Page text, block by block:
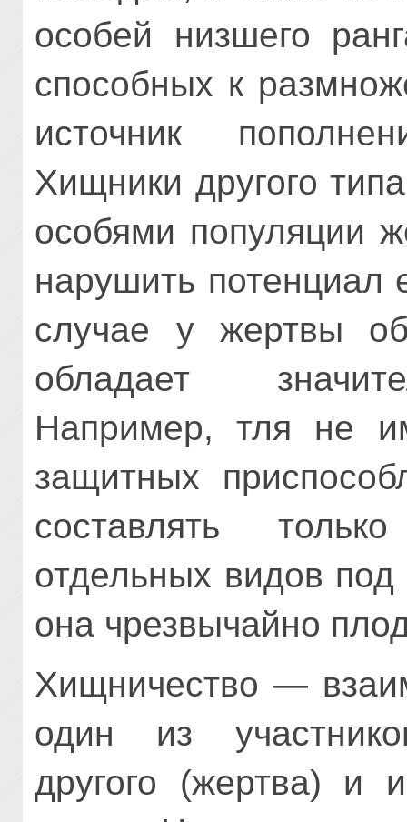
особей низшего
способных к
источник
Хищники другого
особями популяции
нару­шить потенциал
случае у жертвы
обладает
Например, тля не
защитных
состав­лять
отдельных видов
она чрезвычайно
Хищничество —
один из
другого (жертва) и